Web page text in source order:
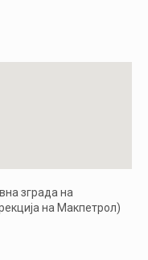
зграда на
на Макпетрол)